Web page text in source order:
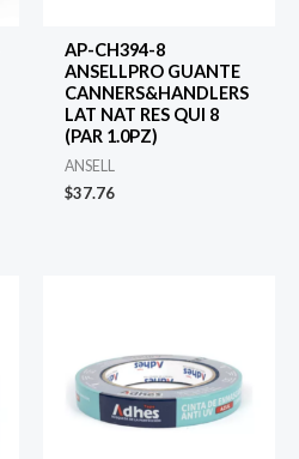
AP-CH394-8
ANSELLPRO GUANTE
CANNERS&HANDLERS
LAT NAT RES QUI 8
(PAR 1.0PZ)
ANSELL
$37.76